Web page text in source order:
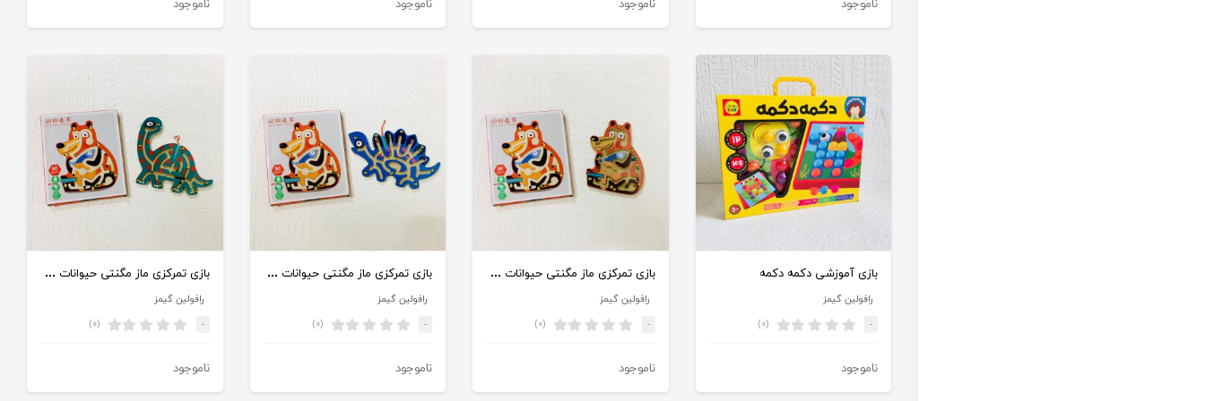
ناموجود ناموجود ناموجود ناموجود
بازی آموزشی دکمه دکمه
رافولین گیمز
- (۰)
ناموجود
بازی تمرکزی ماز مگنتی حیوانات طرح روباه
رافولین گیمز
- (۰)
ناموجود
بازی تمرکزی ماز مگنتی حیوانات طرح دایناسور آبی
رافولین گیمز
- (۰)
ناموجود
بازی تمرکزی ماز مگنتی حیوانات طرح دایناسور سبز
رافولین گیمز
- (۰)
ناموجود